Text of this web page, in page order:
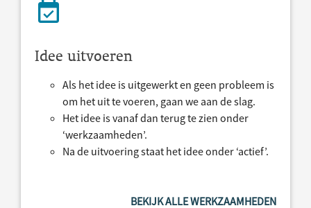
Idee uitvoeren
Als het idee is uitgewerkt en geen probleem is
om het uit te voeren, gaan we aan de slag.
Het idee is vanaf dan terug te zien onder
‘werkzaamheden’.
Na de uitvoering staat het idee onder ‘actief’.
BEKIJK ALLE WERKZAAMHEDEN